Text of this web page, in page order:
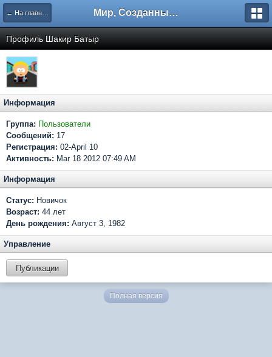
← На главную Мир, Созданный Мастером.
Профиль Шакир Батыр
Информация
Группа: Пользователи
Сообщений: 17
Регистрация: 02-April 10
Активность: Mar 18 2012 07:49 AM
Информация
Статус: Новичок
Возраст: 44 лет
День рождения: Август 3, 1982
Управление
Публикации
Полная версия